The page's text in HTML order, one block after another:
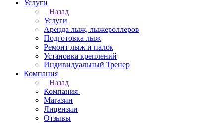
Услуги
Назад
Услуги
Аренда лыж, лыжероллеров
Подготовка лыж
Ремонт лыж и палок
Установка креплений
Индивидуальный Тренер
Компания
Назад
Компания
Магазин
Лицензии
Отзывы